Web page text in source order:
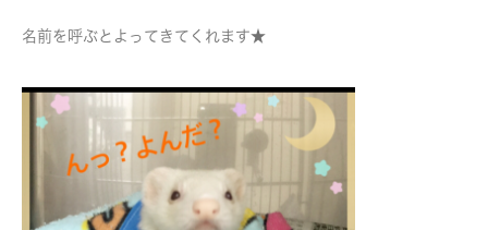
名前を呼ぶとよってきてくれます★